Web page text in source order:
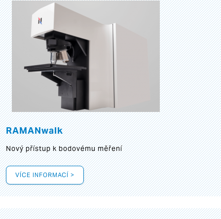
RAMANwalk
Nový přístup k bodovému měření
VÍCE INFORMACÍ >